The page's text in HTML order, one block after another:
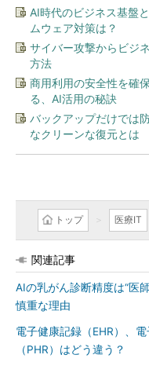
AI時代のビジネス基盤
ムウェア対策は？
サイバー攻撃からビジ
方法
商用利用の安全性を確
る、AI活用の秘訣
バックアップだけでは
なクリーンな復元とは
トップ 医療IT
関連記事
AIの乳がん診断精度は“医
慎重な理由
電子健康記録（EHR）、
（PHR）はどう違う？